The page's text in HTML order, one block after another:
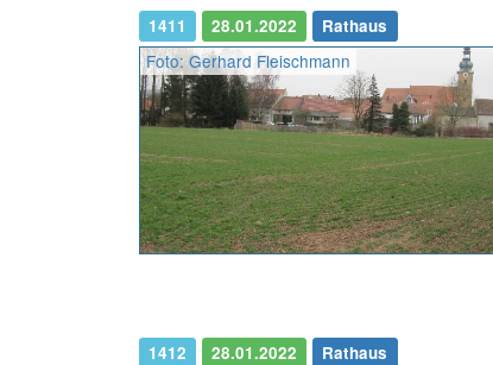
1411 28.01.2022 Rathaus
Foto: Gerhard Fleischmann
1412 28.01.2022 Rathaus